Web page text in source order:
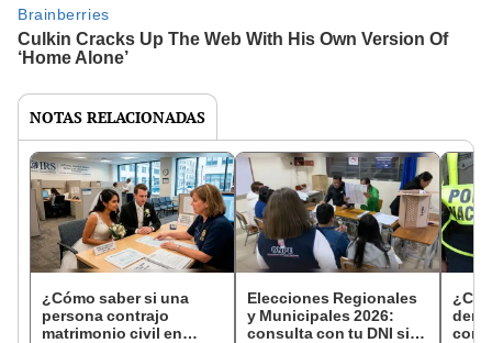
NOTAS RELACIONADAS
¿Cómo saber si una
persona contrajo
matrimonio civil en
Elecciones Regionales
y Municipales 2026:
consulta con tu DNI si
con